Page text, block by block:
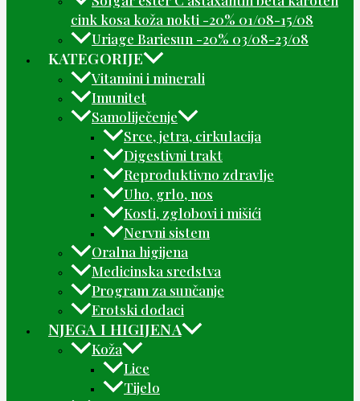
cink kosa koža nokti -20% 01/08-15/08
Uriage Bariesun -20% 03/08-23/08
KATEGORIJE
Vitamini i minerali
Imunitet
Samoliječenje
Srce, jetra, cirkulacija
Digestivni trakt
Reproduktivno zdravlje
Uho, grlo, nos
Kosti, zglobovi i mišići
Nervni sistem
Oralna higijena
Medicinska sredstva
Program za sunčanje
Erotski dodaci
NJEGA I HIGIJENA
Koža
Lice
Tijelo